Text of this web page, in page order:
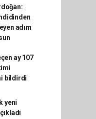
adım
ay 107
bildirdi
yeni